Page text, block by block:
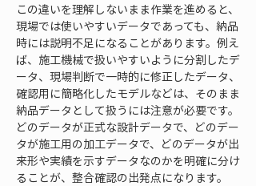
この違いを理解しないまま作業を進めると、
現場では使いやすいデータであっても、納品
時には説明不足になることがあります。例え
ば、施工機械で扱いやすいように分割したデ
ータ、現場判断で一時的に修正したデータ、
確認用に簡略化したモデルなどは、そのまま
納品データとして扱うには注意が必要です。
どのデータが正式な設計データで、どのデー
タが施工用の加工データで、どのデータが出
来形や実績を示すデータなのかを明確に分け
ることが、整合確認の出発点になります。